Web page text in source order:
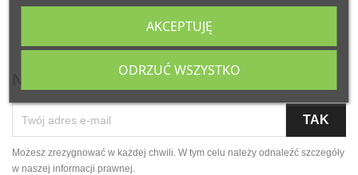
ODRZUĆ WSZYSTKO
AKCEPTUJĘ
Możesz zrezygnować w każdej chwili. W tym celu należy odnaleźć szczegóły
w naszej informacji prawnej.